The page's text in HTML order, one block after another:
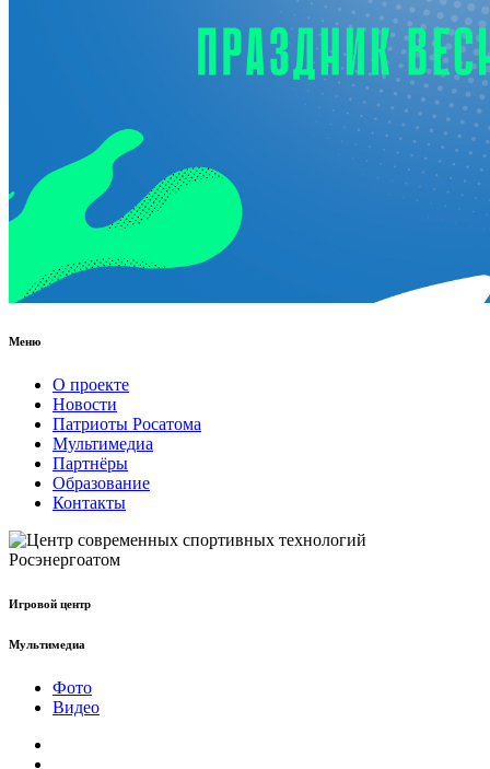
Меню
О проекте
Новости
Патриоты Росатома
Мультимедиа
Партнёры
Образование
Контакты
Игровой центр
Мультимедиа
Фото
Видео